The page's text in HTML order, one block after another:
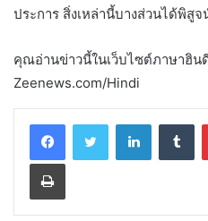
ประการ สิ่งเหล่านี้บางส่วนได้พิสู
คุณอ่านข่าวนี้ในเว็บไซต์ภาษาฮิน
Zeenews.com/Hindi
LinkedIn
Print